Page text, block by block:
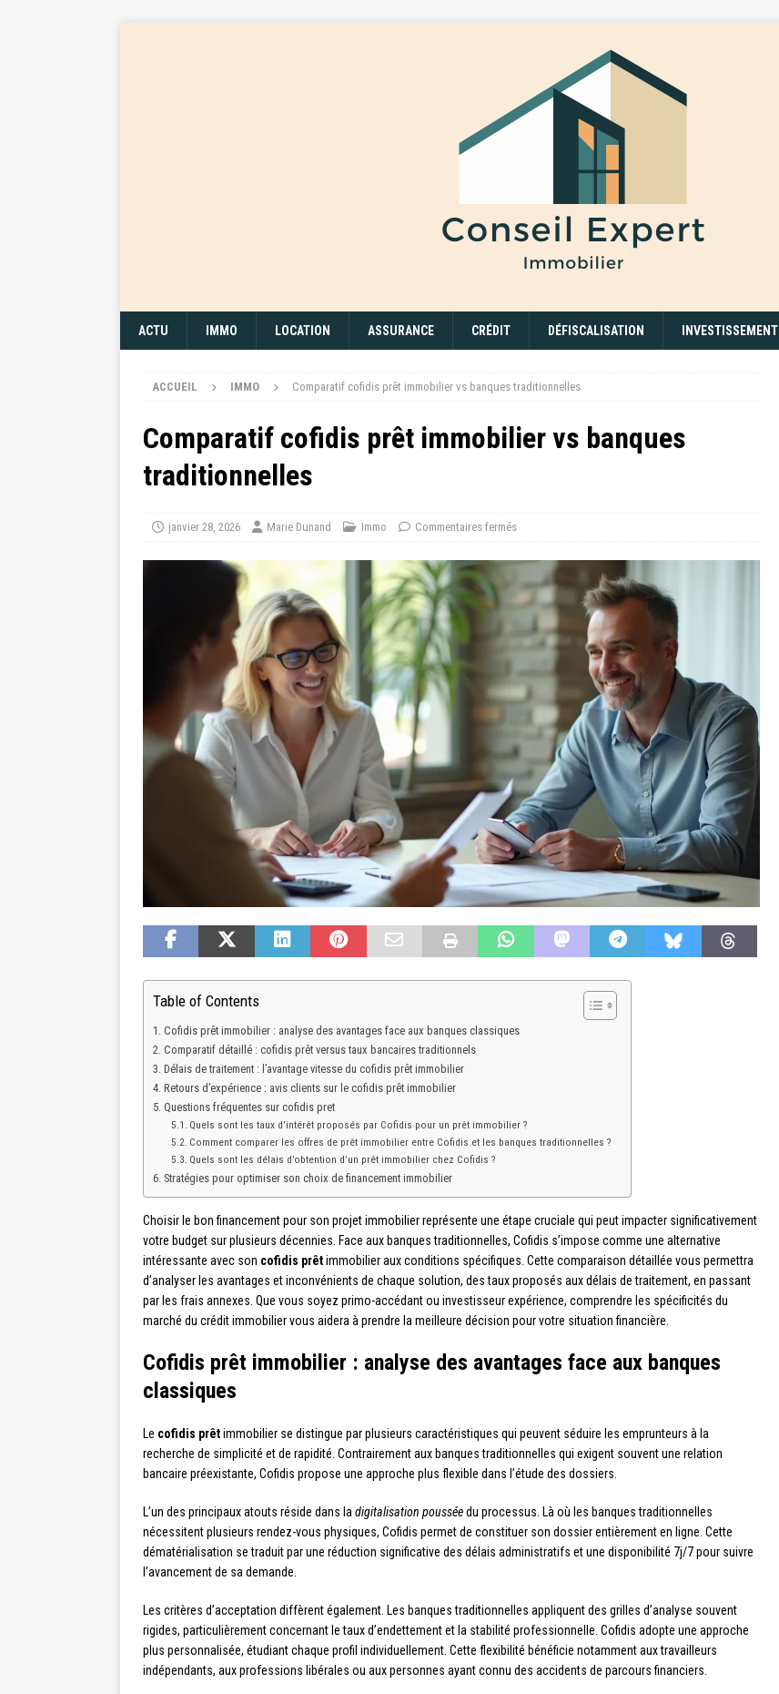
ACTU IMMO LOCATION ASSURANCE CRÉDIT DÉFISCALISATION INVESTISSEMENT
ACCUEIL IMMO Comparatif cofidis prêt immobilier vs banques traditionnelles
Comparatif cofidis prêt immobilier vs banques
traditionnelles
janvier 28, 2026 Marie Dunand Immo Commentaires fermés
Table of Contents
Cofidis prêt immobilier : analyse des avantages face aux banques classiques
Comparatif détaillé : cofidis prêt versus taux bancaires traditionnels
Délais de traitement : l’avantage vitesse du cofidis prêt immobilier
Retours d’expérience : avis clients sur le cofidis prêt immobilier
Questions fréquentes sur cofidis pret
Quels sont les taux d’intérêt proposés par Cofidis pour un prêt immobilier ?
Comment comparer les offres de prêt immobilier entre Cofidis et les banques traditionnelles ?
Quels sont les délais d’obtention d’un prêt immobilier chez Cofidis ?
Stratégies pour optimiser son choix de financement immobilier
Choisir le bon financement pour son projet immobilier représente une étape cruciale qui peut impacter significativement
votre budget sur plusieurs décennies. Face aux banques traditionnelles, Cofidis s’impose comme une alternative
intéressante avec son cofidis prêtimmobilier aux conditions spécifiques. Cette comparaison détaillée vous permettra
d’analyser les avantages et inconvénients de chaque solution, des taux proposés aux délais de traitement, en passant
par les frais annexes. Que vous soyez primo-accédant ou investisseur expérience, comprendre les spécificités du
marché du crédit immobilier vous aidera à prendre la meilleure décision pour votre situation financière.
Cofidis prêt immobilier : analyse des avantages face aux banques
classiques
Le cofidis prêtimmobilier se distingue par plusieurs caractéristiques qui peuvent séduire les emprunteurs à la
recherche de simplicité et de rapidité. Contrairement aux banques traditionnelles qui exigent souvent une relation
bancaire préexistante, Cofidis propose une approche plus flexible dans l’étude des dossiers.
L’un des principaux atouts réside dans la digitalisation pousséedu processus. Là où les banques traditionnelles
nécessitent plusieurs rendez-vous physiques, Cofidis permet de constituer son dossier entièrement en ligne. Cette
dématérialisation se traduit par une réduction significative des délais administratifs et une disponibilité 7j/7 pour suivre
l’avancement de sa demande.
Les critères d’acceptation diffèrent également. Les banques traditionnelles appliquent des grilles d’analyse souvent
rigides, particulièrement concernant le taux d’endettement et la stabilité professionnelle. Cofidis adopte une approche
plus personnalisée, étudiant chaque profil individuellement. Cette flexibilité bénéficie notamment aux travailleurs
indépendants, aux professions libérales ou aux personnes ayant connu des accidents de parcours financiers.